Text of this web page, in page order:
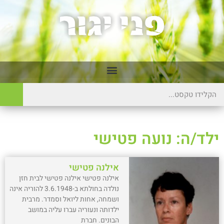
ילד/ה: נועה פטישי
אילנה פטישי
אילנה פטישי אילנה פטישי לבית חזן
נולדה בחולתא ב-3.6.1948 להוריה אינה
ושמחה, אחות ליואל וסמדר. מרבית
ילדותה ונעוריה עברו עליה במושב
הבונים. חברת